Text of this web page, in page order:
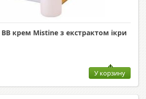
крем Mistine з екстрактом ікри
У корзину